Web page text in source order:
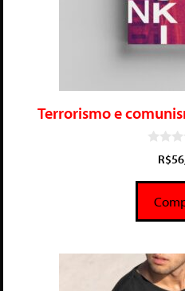
Terrorismo e
5
R$